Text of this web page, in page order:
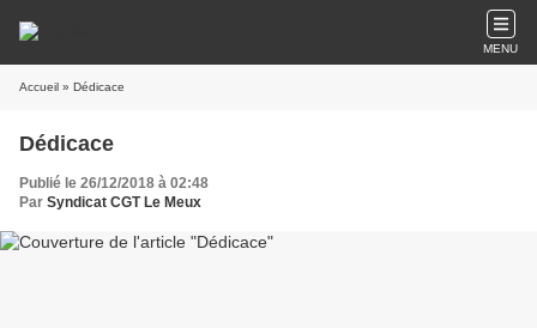
MENU
Accueil » Dédicace
Dédicace
Publié le 26/12/2018 à 02:48
Par Syndicat CGT Le Meux